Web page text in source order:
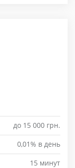
до 15 000 грн.
0,01% в день
15 минут